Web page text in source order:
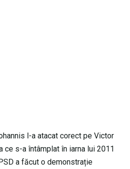
l-a atacat corect pe Victor
ce s-a întâmplat în iarna lui 2011
a făcut o demonstrație